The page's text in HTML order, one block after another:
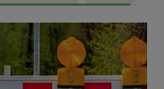
Grevenbroich-Kapellen